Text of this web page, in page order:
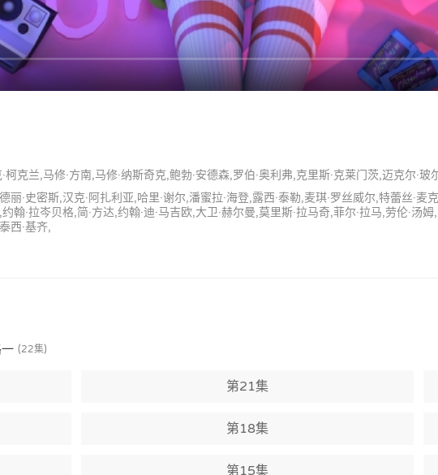
柯克兰,马修·方南,马修·纳斯奇克,鲍勃·安德森,罗伯·奥利弗,克里斯·克莱门茨,迈克尔·
·史密斯,汉克·阿扎利亚,哈里·谢尔,潘蜜拉·海登,露西·泰勒,麦琪·罗丝威尔,特蕾丝·
翰·拉岑贝格,简·方达,约翰·迪·马吉欧,大卫·赫尔曼,莫里斯·拉马奇,菲尔·拉马,劳伦·汤
西·基齐,
(22集)
第21集
第18集
第15集